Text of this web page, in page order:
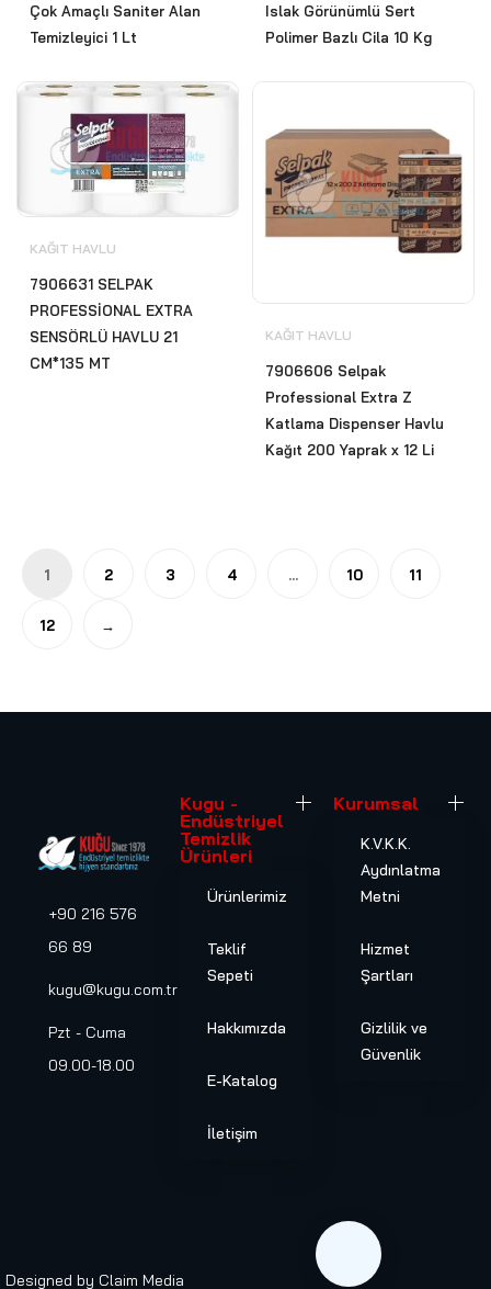
Çok Amaçlı Saniter Alan
Temizleyici 1 Lt
Islak Görünümlü Sert
Polimer Bazlı Cila 10 Kg
KAĞIT HAVLU
7906631 SELPAK
PROFESSİONAL EXTRA
SENSÖRLÜ HAVLU 21
CM*135 MT
KAĞIT HAVLU
7906606 Selpak
Professional Extra Z
Katlama Dispenser Havlu
Kağıt 200 Yaprak x 12 Li
1 2 3 4 … 10 11
12 →
+90 216 576
66 89
kugu@kugu.com.tr
Pzt - Cuma
09.00-18.00
Kugu -
Endüstriyel
Temizlik
Ürünleri
Ürünlerimiz
Teklif
Sepeti
Hakkımızda
E-Katalog
İletişim
Kurumsal
K.V.K.K.
Aydınlatma
Metni
Hizmet
Şartları
Gizlilik ve
Güvenlik
Designed by Claim Media